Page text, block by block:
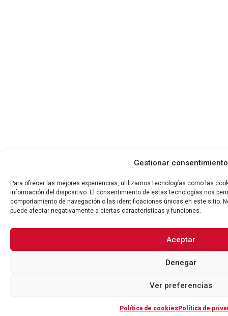
Gestionar consentimiento
Para ofrecer las mejores experiencias, utilizamos tecnologías como las
información del dispositivo. El consentimiento de estas tecnologías nos
comportamiento de navegación o las identificaciones únicas en este sitio.
puede afectar negativamente a ciertas características y funciones.
Aceptar
Denegar
Ver preferencias
Política de cookiesPolítica de